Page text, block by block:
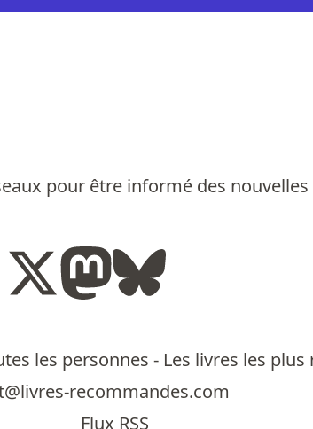
pour être informé des
les personnes - Les livres les
recommandes.com
Flux RSS